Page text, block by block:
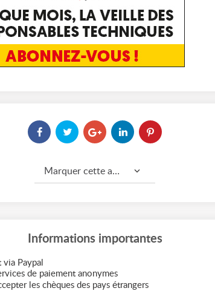
Marquer cette annonce comme...
Informations importantes
Paypal
de paiement anonymes
les chèques des pays étrangers